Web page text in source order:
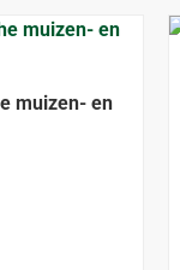
muizen- en